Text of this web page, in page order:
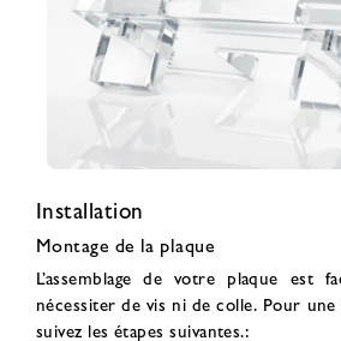
Installation
Montage de la plaque
L’assemblage de votre plaque est
nécessiter de vis ni de colle. Pour
suivez les étapes suivantes.: